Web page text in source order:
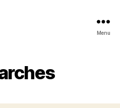
Menu